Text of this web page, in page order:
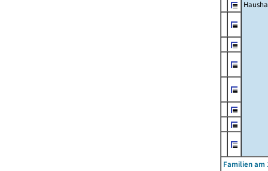
Familien am